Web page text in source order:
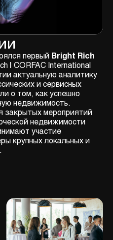
первый Bright Rich
| CORFAC International
актуальную аналитику
и сервисных
о том, как успешно
недвижимость.
закрытых мероприятий
недвижимости
участие
крупных локальных и